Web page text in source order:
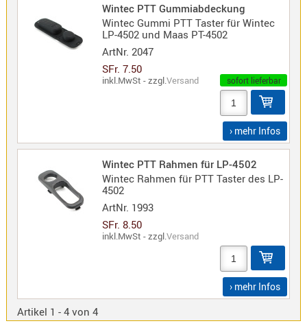
Kenwood
Standard
Wintec
Norm
Norm
S-
Norm
Wintec-
Wintec PTT Gummiabdeckung
Wintec Gummi PTT Taster für Wintec
LP-4502 und Maas PT-4502
ArtNr. 2047
SFr. 7.50
inkl.MwSt - zzgl.Versand sofort lieferbar
› mehr Infos
Wintec PTT Rahmen für LP-4502
Wintec Rahmen für PTT Taster des LP-
4502
ArtNr. 1993
SFr. 8.50
inkl.MwSt - zzgl.Versand
› mehr Infos
Artikel 1 - 4 von 4